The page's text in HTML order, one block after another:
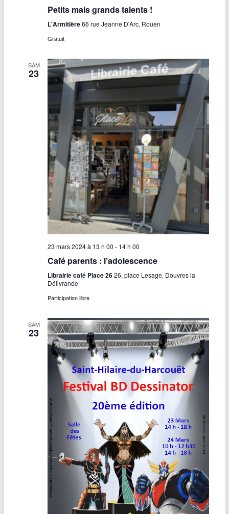
Petits mais grands talents !
L'Armitière66 rue Jeanne D'Arc, Rouen
Gratuit
SAM
23
23 mars 2024 à 13 h 00 - 14 h 00
Café parents : l’adolescence
Librairie café Place 2626, place Lesage, Douvres la
Délivrande
Participation libre
SAM
23